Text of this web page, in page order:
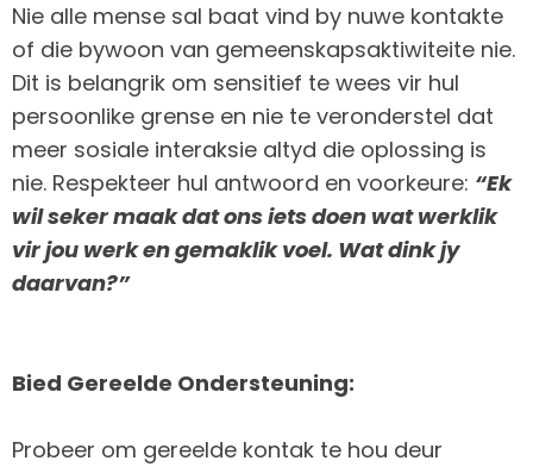
Nie alle mense sal baat vind by nuwe kontakte
of die bywoon van gemeenskapsaktiwiteite nie.
Dit is belangrik om sensitief te wees vir hul
persoonlike grense en nie te veronderstel dat
meer sosiale interaksie altyd die oplossing is
nie. Respekteer hul antwoord en voorkeure: “Ek
wil seker maak dat ons iets doen wat werklik
vir jou werk en gemaklik voel. Wat dink jy
daarvan?”
Bied Gereelde Ondersteuning:
Probeer om gereelde kontak te hou deur